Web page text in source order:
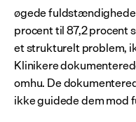
øgede
procent til 87,2 procent
et strukturelt problem,
Klinikere
omhu. De
ikke guidede dem